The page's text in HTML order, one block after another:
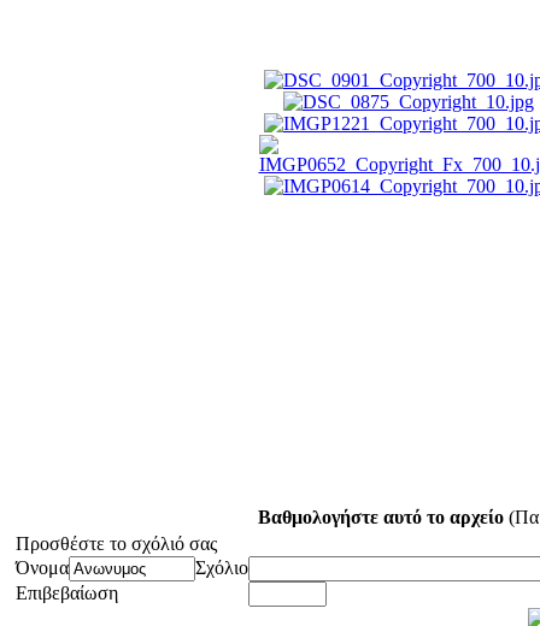
Βαθμολογήστε αυτό το αρχείο
Προσθέστε το σχόλιό σας
Όνομα
Σχόλιο
Επιβεβαίωση